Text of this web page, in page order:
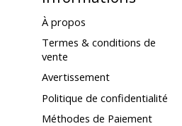
À propos
Termes & conditions de
vente
Avertissement
Politique de confidentialité
Méthodes de Paiement